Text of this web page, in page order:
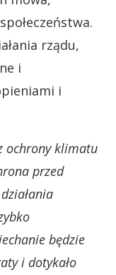
rządu,
i
i
ochrony klimatu
przed
będzie
i dotykało